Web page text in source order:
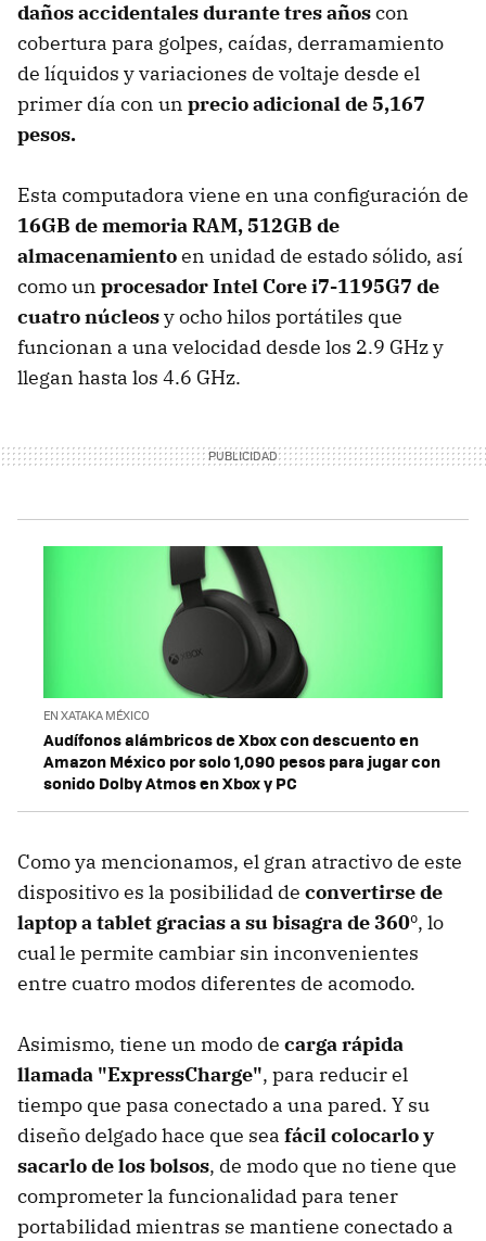
daños accidentales durante tres añoscon
cobertura para golpes, caídas, derramamiento
de líquidos y variaciones de voltaje desde el
primer día con un precio adicional de 5,167
pesos.
Esta computadora viene en una configuración de
16GB de memoria RAM, 512GB de
almacenamientoen unidad de estado sólido, así
como un procesador Intel Core i7-1195G7 de
cuatro núcleosy ocho hilos portátiles que
funcionan a una velocidad desde los 2.9 GHz y
llegan hasta los 4.6 GHz.
EN XATAKA MÉXICO
Audífonos alámbricos de Xbox con descuento en
Amazon México por solo 1,090 pesos para jugar con
sonido Dolby Atmos en Xbox y PC
Como ya mencionamos, el gran atractivo de este
dispositivo es la posibilidad de convertirse de
laptop a tablet gracias a su bisagra de 360º, lo
cual le permite cambiar sin inconvenientes
entre cuatro modos diferentes de acomodo.
Asimismo, tiene un modo de carga rápida
llamada "ExpressCharge", para reducir el
tiempo que pasa conectado a una pared. Y su
diseño delgado hace que sea fácil colocarlo y
sacarlo de los bolsos, de modo que no tiene que
comprometer la funcionalidad para tener
portabilidad mientras se mantiene conectado a